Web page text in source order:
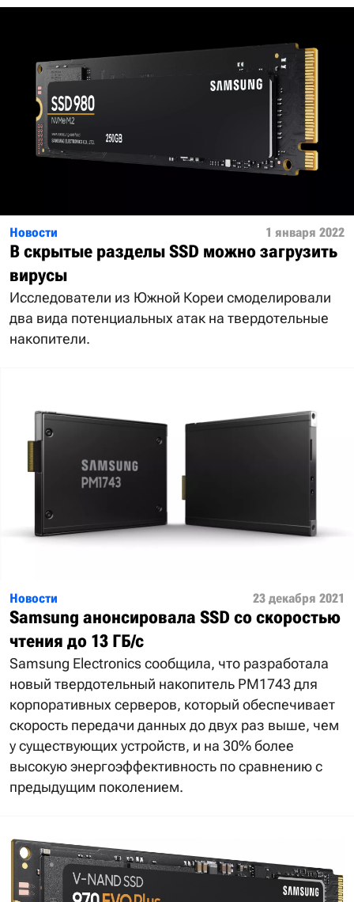
Новости 1 января 2022
В скрытые разделы SSD можно загрузить
вирусы
Исследователи из Южной Кореи смоделировали
два вида потенциальных атак на твердотельные
накопители.
Новости 23 декабря 2021
Samsung анонсировала SSD со скоростью
чтения до 13 ГБ/с
Samsung Electronics сообщила, что разработала
новый твердотельный накопитель PM1743 для
корпоративных серверов, который обеспечивает
скорость передачи данных до двух раз выше, чем
у существующих устройств, и на 30% более
высокую энергоэффективность по сравнению с
предыдущим поколением.